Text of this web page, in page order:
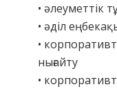
• әлеуметтік
• әділ
•
нығайту
•